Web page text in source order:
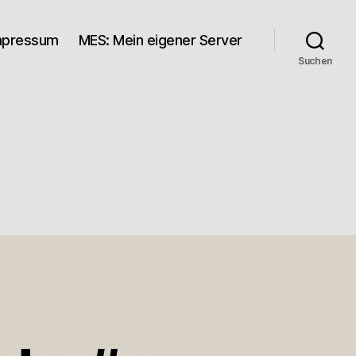
MES: Mein eigener Server
Suchen